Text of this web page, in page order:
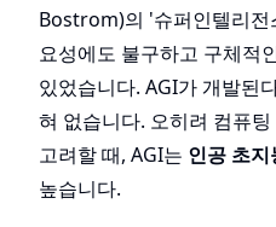
Bostrom)의 '슈퍼인텔리전
요성에도 불구하고 구체적
있었습니다. AGI가 개발된
혀 없습니다. 오히려 컴퓨
고려할 때, AGI는 인공 초
높습니다.